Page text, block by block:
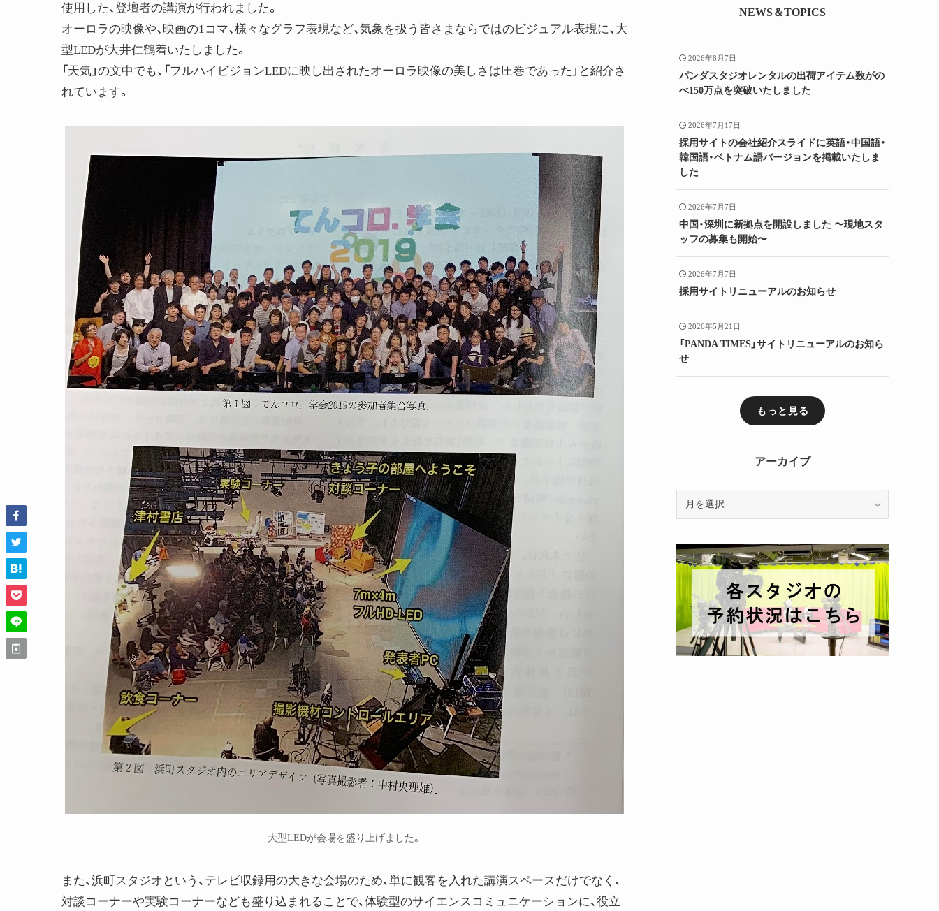
使用した、登壇者の講演が行われました。
オーロラの映像や、映画の1コマ、様々なグラフ表現など、気象を扱う皆さまならではのビジュアル表現に、大
型LEDが大井仁鶴着いたしました。
「天気」の文中でも、「フルハイビジョンLEDに映し出されたオーロラ映像の美しさは圧巻であった」と紹介さ
れています。
大型LEDが会場を盛り上げました。
また、浜町スタジオという、テレビ収録用の大きな会場のため、単に観客を入れた講演スペースだけでなく、
対談コーナーや実験コーナーなども盛り込まれることで、体験型のサイエンスコミュニケーションに、役立
NEWS＆TOPICS
2026年8月7日
パンダスタジオレンタルの出荷アイテム数がの
べ150万点を突破いたしました
2026年7月17日
採用サイトの会社紹介スライドに英語・中国語・
韓国語・ベトナム語バージョンを掲載いたしま
した
2026年7月7日
中国・深圳に新拠点を開設しました 〜現地スタ
ッフの募集も開始〜
2026年7月7日
採用サイトリニューアルのお知らせ
2026年5月21日
「PANDA TIMES」サイトリニューアルのお知ら
せ
もっと見る
アーカイブ
イ
ブ